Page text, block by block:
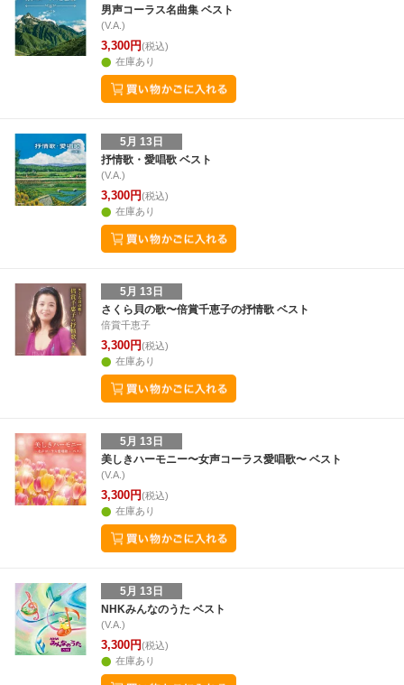
男声コーラス名曲集 ベスト
(V.A.)
3,300円(税込)
在庫あり
5月 13日
抒情歌・愛唱歌 ベスト
(V.A.)
3,300円(税込)
在庫あり
5月 13日
さくら貝の歌〜倍賞千恵子の抒情歌 ベスト
倍賞千恵子
3,300円(税込)
在庫あり
5月 13日
美しきハーモニー〜女声コーラス愛唱歌〜 ベスト
(V.A.)
3,300円(税込)
在庫あり
5月 13日
NHKみんなのうた ベスト
(V.A.)
3,300円(税込)
在庫あり